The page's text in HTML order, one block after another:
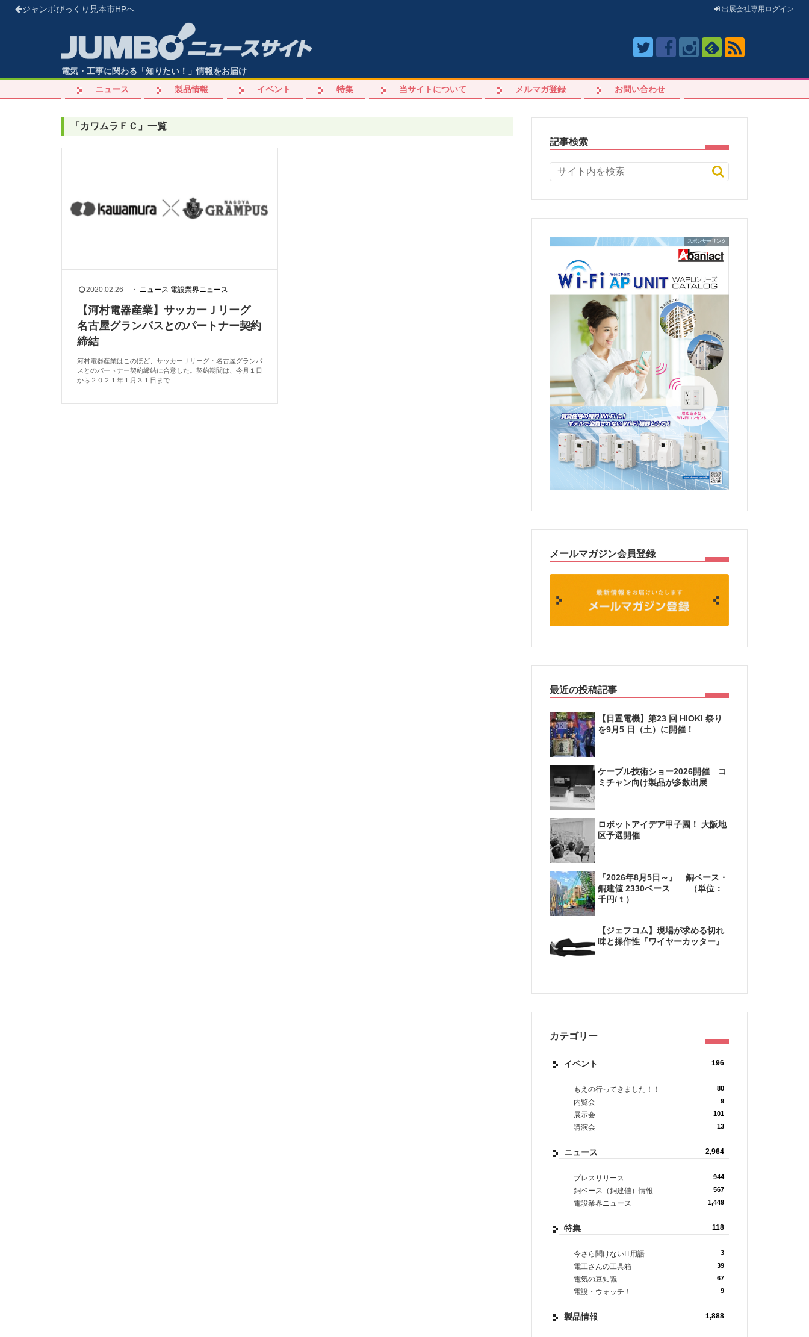
ジャンボびっくり見本市HPへ 出展会社専用 ログイン
電気・工事に関わる「知りたい！」情報をお届け
ニュース
製品情報 イベント 特集 当サイトについて メルマガ登録 お問い合わせ
「 カワムラＦＣ 」 一覧
2020.02.26 ・ ニュース 電設業界ニュース
【河村電器産業】サッカーＪリーグ
名古屋グランパスとのパートナー契約
締結
河村電器産業はこのほど、サッカーＪリーグ・名古屋グランパ
スとのパートナー契約締結に合意した。契約期間は、今月１日
から２０２１年１月３１日まで...
記事検索
メールマガジン会員登録
最近の投稿記事
【日置電機】第23 回 HIOKI 祭り
を9月5 日（土）に開催！
ケーブル技術ショー2026開催 コ
ミチャン向け製品が多数出展
ロボットアイデア甲子園！ 大阪地
区予選開催
『2026年8月5日～』 銅ベース・
銅建値 2330ベース （単位：
千円/ｔ）
【ジェフコム】現場が求める切れ
味と操作性『ワイヤーカッター』
カテゴリー
イベント 196
もえの行ってきました！！ 80
内覧会 9
展示会 101
講演会 13
ニュース 2,964
プレスリリース 944
銅ベース（銅建値）情報 567
電設業界ニュース 1,449
特集 118
今さら聞けないIT用語 3
電工さんの工具箱 39
電気の豆知識 67
電設・ウォッチ！ 9
製品情報 1,888